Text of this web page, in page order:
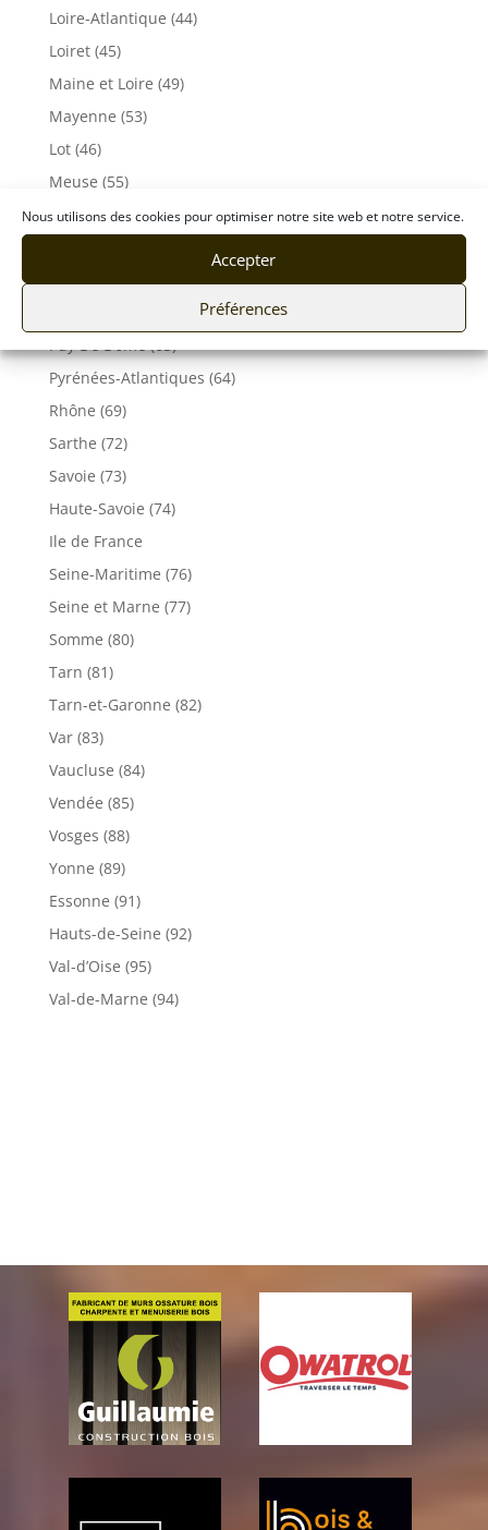
Nous utilisons des cookies pour optimiser notre site web et notre service.
Accepter
Préférences
Loire-Atlantique (44)
Loiret (45)
Maine et Loire (49)
Mayenne (53)
Lot (46)
Meuse (55)
Morbihan (56)
Pyrénées-Atlantiques (64)
Rhône (69)
Sarthe (72)
Savoie (73)
Haute-Savoie (74)
Ile de France
Seine-Maritime (76)
Seine et Marne (77)
Somme (80)
Tarn (81)
Tarn-et-Garonne (82)
Var (83)
Vaucluse (84)
Vendée (85)
Vosges (88)
Yonne (89)
Essonne (91)
Hauts-de-Seine (92)
Val-d’Oise (95)
Val-de-Marne (94)